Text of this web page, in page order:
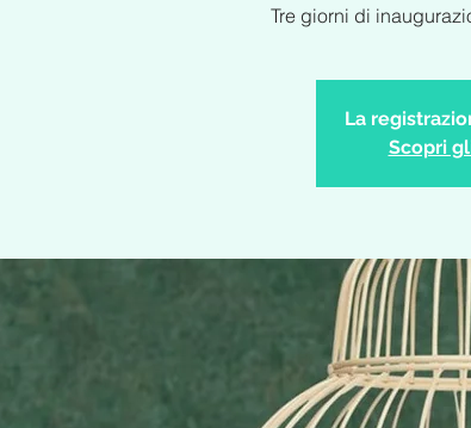
Tre giorni di
La
Scopri